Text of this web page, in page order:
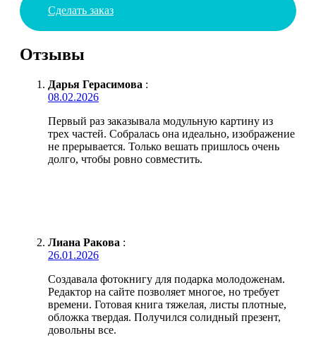
Сделать заказ
Отзывы
Дарья Герасимова :
08.02.2026
Первый раз заказывала модульную картину из
трех частей. Собралась она идеально, изображение
не прерывается. Только вешать пришлось очень
долго, чтобы ровно совместить.
Лиана Ракова :
26.01.2026
Создавала фотокнигу для подарка молодоженам.
Редактор на сайте позволяет многое, но требует
времени. Готовая книга тяжелая, листы плотные,
обложка твердая. Получился солидный презент,
довольны все.